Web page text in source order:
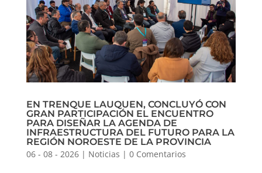
EN TRENQUE LAUQUEN, CONCLUYÓ CON
GRAN PARTICIPACIÓN EL ENCUENTRO
PARA DISEÑAR LA AGENDA DE
INFRAESTRUCTURA DEL FUTURO PARA LA
REGIÓN NOROESTE DE LA PROVINCIA
06 - 08 - 2026| Noticias | 0 Comentarios